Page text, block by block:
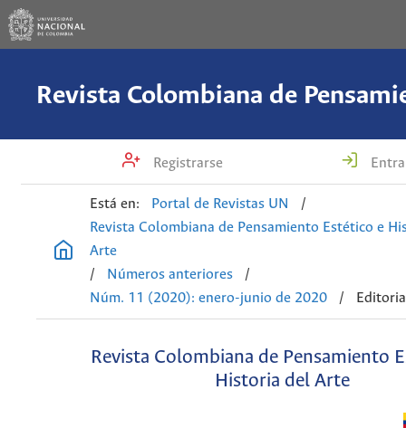
Registrarse
Está en: Portal de Revistas UN
/
Revista Colombiana de Pensamiento Estético e
Arte
/
Números anteriores
/
Núm. 11 (2020): enero-junio de 2020
/
Revista Colombiana de Pensamiento
Historia del Arte